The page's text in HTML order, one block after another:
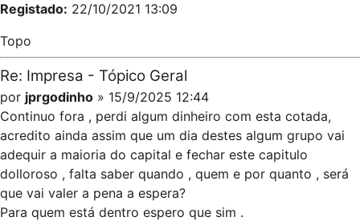
Registado: 22/10/2021 13:09
Topo
Re: Impresa - Tópico Geral
por jprgodinho » 15/9/2025 12:44
Continuo fora , perdi algum dinheiro com esta cotada,
acredito ainda assim que um dia destes algum grupo vai
adequir a maioria do capital e fechar este capitulo
dolloroso , falta saber quando , quem e por quanto , será
que vai valer a pena a espera?
Para quem está dentro espero que sim .